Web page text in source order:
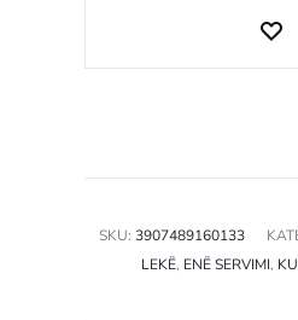
SKU: 3907489160133
LEKË, ENË SERVIMI,